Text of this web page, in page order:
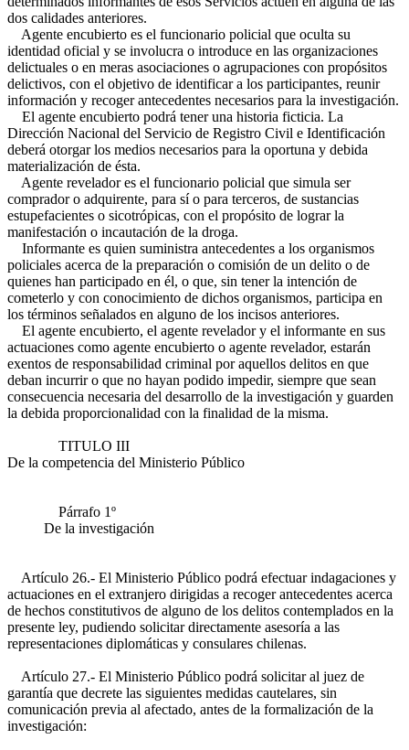
dos calidades anteriores.
Agente encubierto es el funcionario policial que oculta su
identidad oficial y se involucra o introduce en las organizaciones
delictuales o en meras asociaciones o agrupaciones con propósitos
delictivos, con el objetivo de identificar a los participantes, reunir
información y recoger antecedentes necesarios para la investigación.
El agente encubierto podrá tener una historia ficticia. La
Dirección Nacional del Servicio de Registro Civil e Identificación
deberá otorgar los medios necesarios para la oportuna y debida
materialización de ésta.
Agente revelador es el funcionario policial que simula ser
comprador o adquirente, para sí o para terceros, de sustancias
estupefacientes o sicotrópicas, con el propósito de lograr la
manifestación o incautación de la droga.
Informante es quien suministra antecedentes a los organismos
policiales acerca de la preparación o comisión de un delito o de
quienes han participado en él, o que, sin tener la intención de
cometerlo y con conocimiento de dichos organismos, participa en
los términos señalados en alguno de los incisos anteriores.
El agente encubierto, el agente revelador y el informante en sus
actuaciones como agente encubierto o agente revelador, estarán
exentos de responsabilidad criminal por aquellos delitos en que
deban incurrir o que no hayan podido impedir, siempre que sean
consecuencia necesaria del desarrollo de la investigación y guarden
la debida proporcionalidad con la finalidad de la misma.
TITULO III
De la competencia del Ministerio Público
Párrafo 1º
De la investigación
Artículo 26.- El Ministerio Público podrá efectuar indagaciones y
actuaciones en el extranjero dirigidas a recoger antecedentes acerca
de hechos constitutivos de alguno de los delitos contemplados en la
presente ley, pudiendo solicitar directamente asesoría a las
representaciones diplomáticas y consulares chilenas.
Artículo 27.- El Ministerio Público podrá solicitar al juez de
garantía que decrete las siguientes medidas cautelares, sin
comunicación previa al afectado, antes de la formalización de la
investigación: